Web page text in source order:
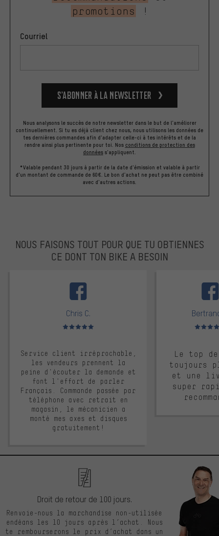
promotions
!
Courriel
S’abonner à la newsletter
Nous analysons le succès de notre newsletter dans le but de l'améliorer
continuellement. Si tu es déjà client chez nous, nous utilisons les données de
tes dernières commandes afin d'adapter celle-ci à tes intérêts et de la
rendre ainsi plus pertinente pour toi. Nos conditions de protection des
données s'appliquent.
*Valable pendant 30 jours à partir de la date d'émission et valable à partir
d'un montant de commande de 60€. Le bon d'achat ne peut pas être combiné
avec d'autres actions.
NOUS FAISONS TOUT POUR QUE TU OBTIENNES
CE DONT TON BIKE A BESOIN
Chris C.
Note moyenne : 5 sur 5
Service client irréprochable,
les vendeurs prennent la
peine d'écouter la demande et
font l'effort de parler
Français. Commande passée par
téléphone avec retrait en
magasin, le mécanicien a
monté mes axes et disques
gratuitement!
Note
Le top
toujours
et une
super
Droit de retour de 100 jours.
Renvoie-nous la marchandise non-utilisée
endéans les 10 jours après l’achat. Nous
te rembourserons le prix d’achat dans un